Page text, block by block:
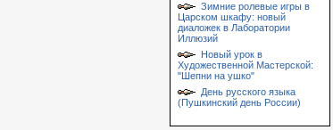
Зимние ролевые игры в
Царском шкафу: новый
диаложек в Лаборатории
Иллюзий
Новый урок в
Художественной Мастерской:
"Шепни на ушко"
День русского языка
(Пушкинский день России)